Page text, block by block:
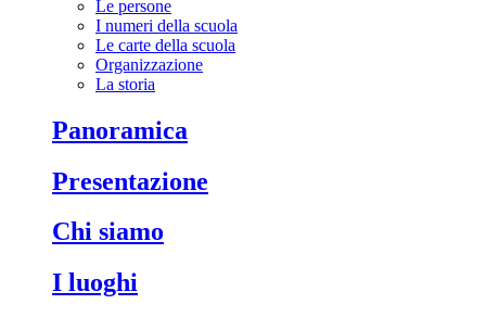
Le persone
I numeri della scuola
Le carte della scuola
Organizzazione
La storia
Panoramica
Presentazione
Chi siamo
I luoghi